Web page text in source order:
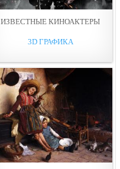
ИЗВЕСТНЫЕ КИНОАКТЕРЫ
3D ГРАФИКА